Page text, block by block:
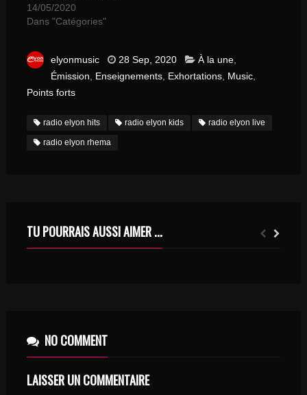
14/05/2020
Dans "Catégories"
elyonmusic 28 Sep, 2020 À la une,
Émission
Enseignements, Exhortations, Music,
Points forts
radio elyon hits radio elyon kids radio elyon live
radio elyon rhema
TU POURRAIS AUSSI AIMER ...
SOEUR CRISTINA DANS LA COMÉDIE MUSICALE SISTER ACT : UNE INFILTRÉE DANS LE MONDE DU SPECTACLE ? JOTTA A LANCE UNE NOUVELLE CHANSON SUR LA DÉPRESSION: «JE VEUX JUSTE ÊTRE AIMÉ»
NO COMMENT
LAISSER UN COMMENTAIRE